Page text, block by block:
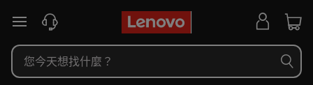
e
n
跳至主要內容